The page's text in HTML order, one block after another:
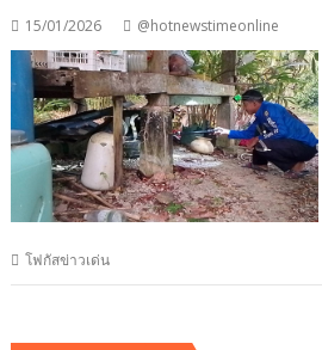
15/01/2026 @hotnewstimeonline
โฟกัสข่าวเด่น